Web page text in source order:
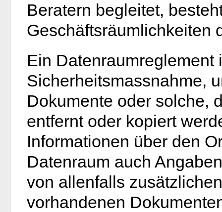
Beratern begleitet,
Geschäftsräumlichkeiten
Ein Datenraumreglement
Sicherheitsmassnahme,
Dokumente oder solche,
entfernt oder kopiert
Informationen über den
Datenraum auch
von allenfalls
vorhandenen